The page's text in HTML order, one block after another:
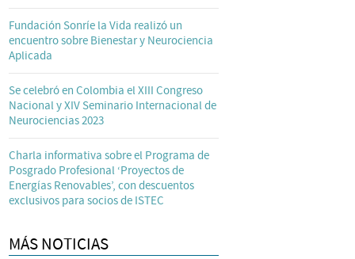
Fundación Sonríe la Vida realizó un
encuentro sobre Bienestar y Neurociencia
Aplicada
Se celebró en Colombia el XIII Congreso
Nacional y XIV Seminario Internacional de
Neurociencias 2023
Charla informativa sobre el Programa de
Posgrado Profesional ‘Proyectos de
Energías Renovables’, con descuentos
exclusivos para socios de ISTEC
MÁS NOTICIAS